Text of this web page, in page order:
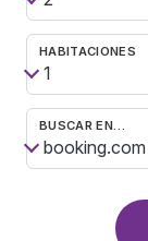
HABITACIONES
BUSCAR EN…